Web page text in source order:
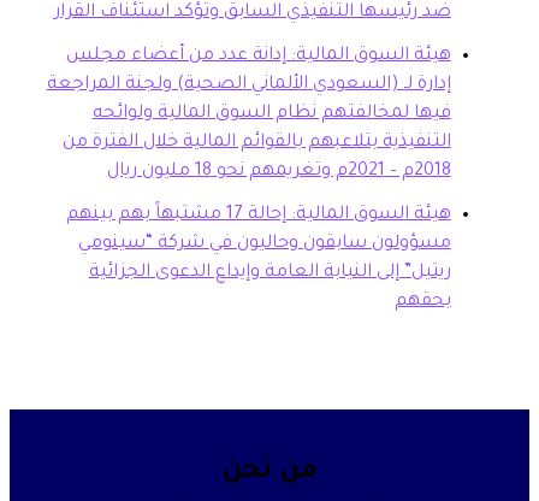
رئيسها التنفيذي السابق وتؤكد استئناف القرار
السوق المالية: إدانة عدد من أعضاء مجلس
لـ (السعودي الألماني الصحية) ولجنة المراجعة
لمخالفتهم نظام السوق المالية ولوائحه
بتلاعبهم بالقوائم المالية خلال الفترة من
هيئة السوق المالية: إحالة 17 مشتبهاً بهم بينهم
سابقون وحاليون في شركة “سينومي
إلى النيابة العامة وإيداع الدعوى الجزائية